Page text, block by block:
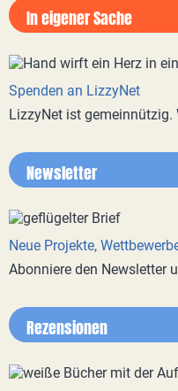
In eigener Sache
Spenden an LizzyNet
LizzyNet ist gemeinnützig.
Newsletter
Neue Projekte,
Abonniere den Newsletter
Rezensionen